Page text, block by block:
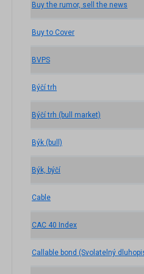
Buy the rumor, sell the news
Buy to Cover
BVPS
Býčí trh
Býčí trh (bull market)
Býk (bull)
Býk, býčí
Cable
CAC 40 Index
Callable bond (Svolatelný